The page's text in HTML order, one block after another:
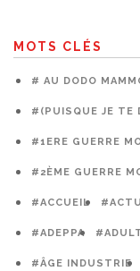
MOTS CLÉS
# AU DODO
#(PUISQUE JE TE
#1ERE GUERRE
#2ÈME GUERRE
#ACCUEIL
#ADEPPA
#ÂGE INDUSTRIE